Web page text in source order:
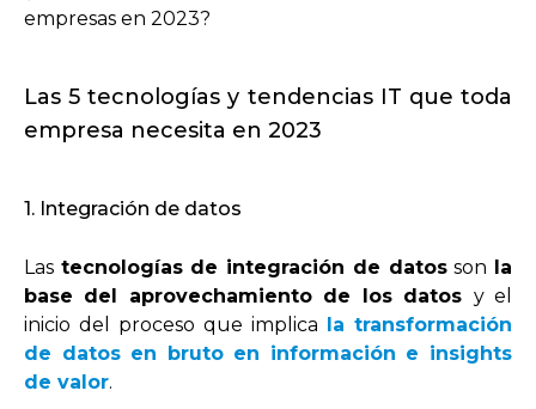
empresas en 2023?
Las 5 tecnologías y tendencias IT que toda
empresa necesita en 2023
1. Integración de datos
Las tecnologías de integración de datosson la
base del aprovechamiento de los datos y el
inicio del proceso que implica la transformación
de datos en bruto en información e insights
de valor.